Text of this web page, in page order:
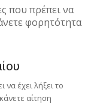
που πρέπει να
φορητότητα
έχει λήξει το
αίτηση